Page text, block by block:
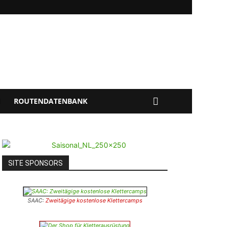
ROUTENDATENBANK
SITE SPONSORS
SAAC: Zweitägige kostenlose Klettercamps